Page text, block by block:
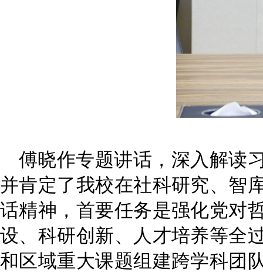
傅晓作专题讲话，深入解读
并肯定了我校在社科研究、智
话精神，首要任务是强化党对
设、科研创新、人才培养等全
和区域重大课题组建跨学科团